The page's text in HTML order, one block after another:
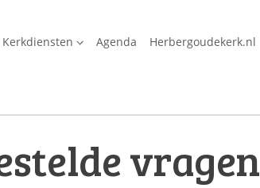
Kerkdiensten Agenda Herbergoudekerk.nl
vragen